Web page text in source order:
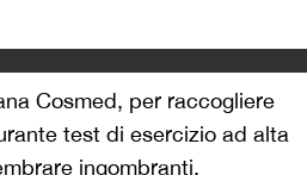
Cosmed, per raccogliere
test di esercizio ad alta
ingombranti,